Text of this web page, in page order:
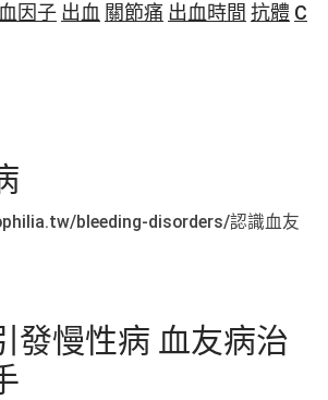
因子 出血 關節痛 出血時間 抗體 C
bleeding-disorders/認識血友
發慢性病 血友病治